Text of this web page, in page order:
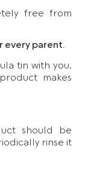
free from
every parent.
tin with you.
makes
should be
rinse it